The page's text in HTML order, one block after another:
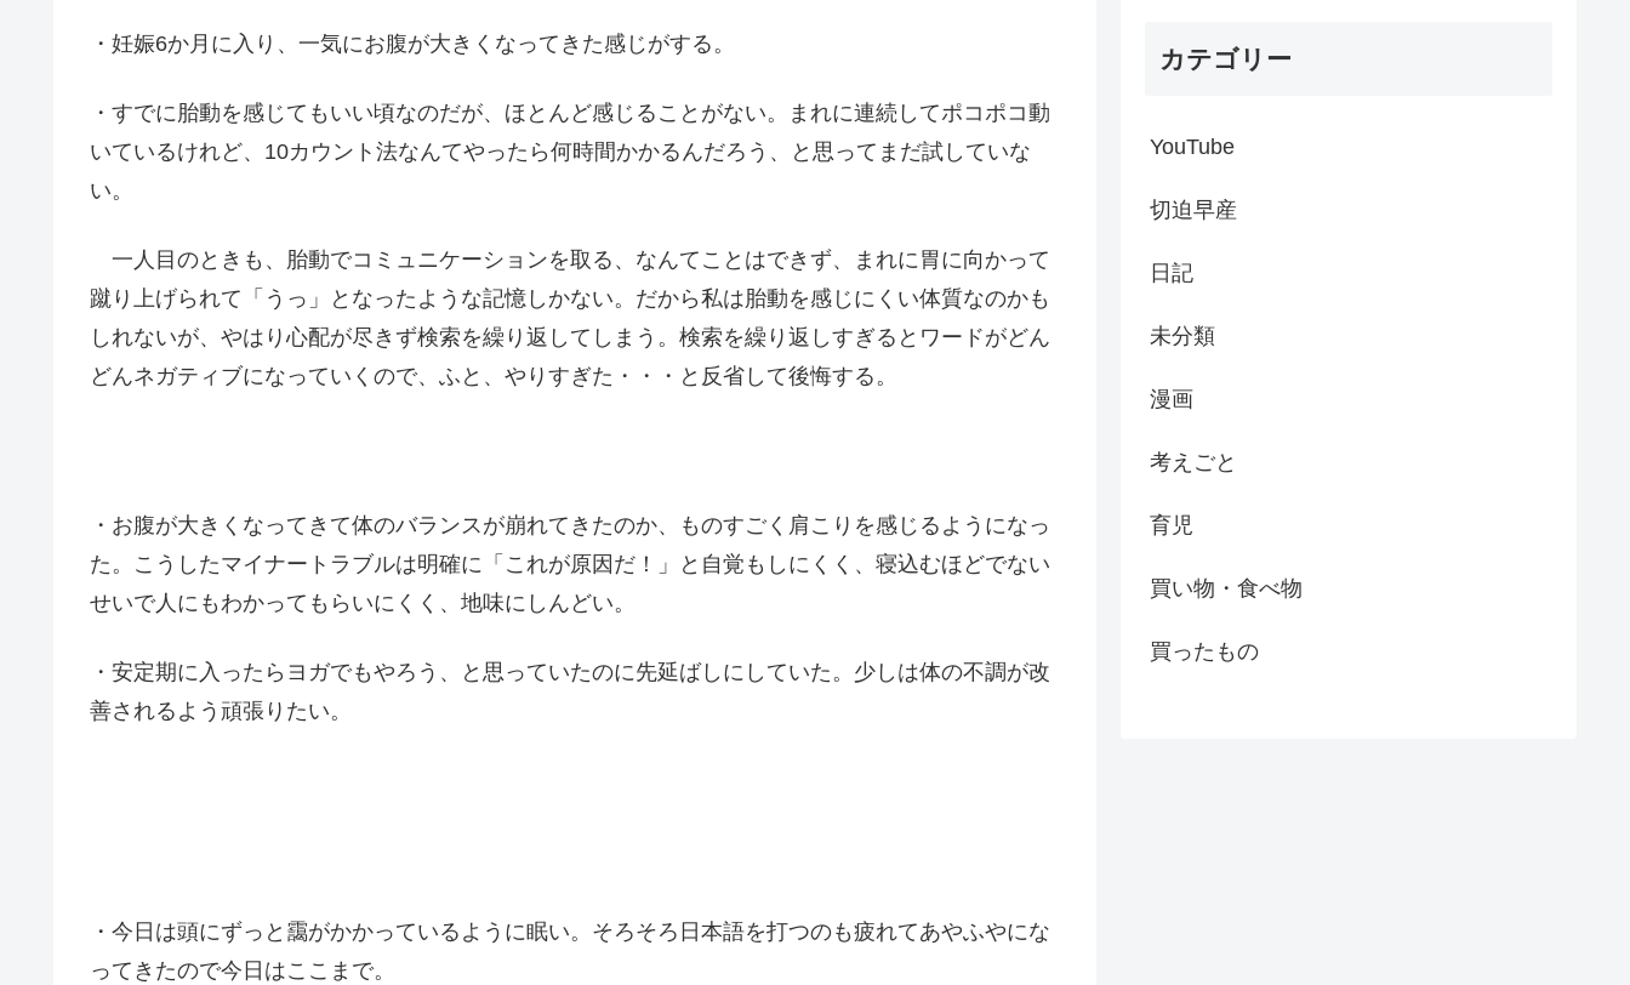
・妊娠6か月に入り、一気にお腹が大きくなってきた感じがする。
・すでに胎動を感じてもいい頃なのだが、ほとんど感じることがない。まれに連続してポコポコ動
いているけれど、10カウント法なんてやったら何時間かかるんだろう、と思ってまだ試していな
い。
一人目のときも、胎動でコミュニケーションを取る、なんてことはできず、まれに胃に向かって
蹴り上げられて「うっ」となったような記憶しかない。だから私は胎動を感じにくい体質なのかも
しれないが、やはり心配が尽きず検索を繰り返してしまう。検索を繰り返しすぎるとワードがどん
どんネガティブになっていくので、ふと、やりすぎた・・・と反省して後悔する。
・お腹が大きくなってきて体のバランスが崩れてきたのか、ものすごく肩こりを感じるようになっ
た。こうしたマイナートラブルは明確に「これが原因だ！」と自覚もしにくく、寝込むほどでない
せいで人にもわかってもらいにくく、地味にしんどい。
・安定期に入ったらヨガでもやろう、と思っていたのに先延ばしにしていた。少しは体の不調が改
善されるよう頑張りたい。
・今日は頭にずっと靄がかかっているように眠い。そろそろ日本語を打つのも疲れてあやふやにな
ってきたので今日はここまで。
カテゴリー
YouTube
切迫早産
日記
未分類
漫画
考えごと
育児
買い物・食べ物
買ったもの